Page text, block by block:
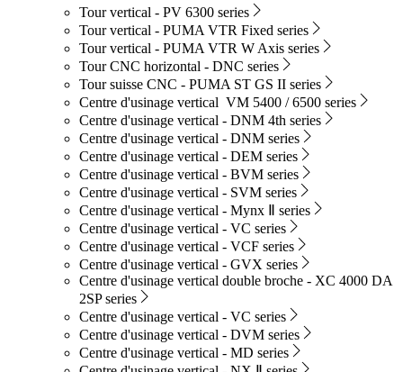
Tour vertical - PV 6300 series
Tour vertical - PUMA VTR Fixed series
Tour vertical - PUMA VTR W Axis series
Tour CNC horizontal - DNC series
Tour suisse CNC - PUMA ST GS II series
Centre d'usinage vertical VM 5400 / 6500 series
Centre d'usinage vertical - DNM 4th series
Centre d'usinage vertical - DNM series
Centre d'usinage vertical - DEM series
Centre d'usinage vertical - BVM series
Centre d'usinage vertical - SVM series
Centre d'usinage vertical - Mynx Ⅱ series
Centre d'usinage vertical - VC series
Centre d'usinage vertical - VCF series
Centre d'usinage vertical - GVX series
Centre d'usinage vertical double broche - XC 4000 DA
2SP series
Centre d'usinage vertical - VC series
Centre d'usinage vertical - DVM series
Centre d'usinage vertical - MD series